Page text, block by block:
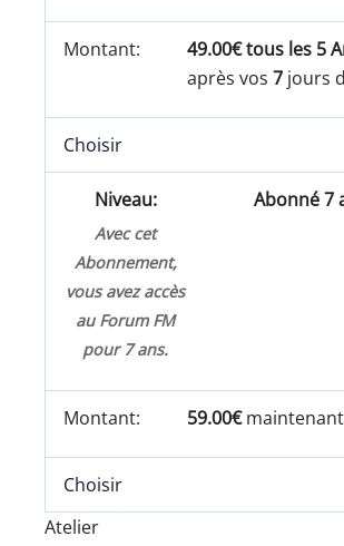
49.00€ tous les 5
après vos7 jours
Choisir
Abonné 7
Avec cet
Abonnement,
vous avez accès
au Forum FM
pour 7 ans.
59.00€
Choisir
Atelier